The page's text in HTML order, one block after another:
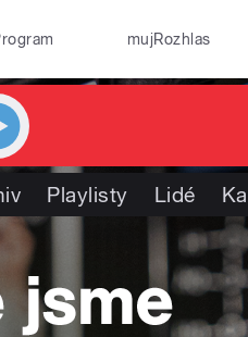
mujRozhlas
Playlisty Lidé